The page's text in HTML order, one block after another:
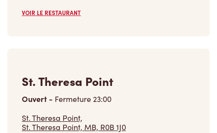
VOIR LE RESTAURANT
St. Theresa Point
Ouvert - Fermeture23:00
St. Theresa Point,
St. Theresa Point, MB, R0B 1J0